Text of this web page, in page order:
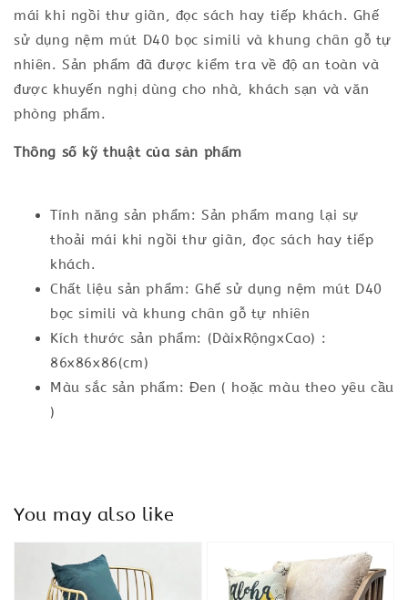
mái khi ngồi thư giãn, đọc sách hay tiếp khách. Ghế
sử dụng nệm mút D40 bọc simili và khung chân gỗ tự
nhiên. Sản phẩm đã được kiểm tra về độ an toàn và
được khuyến nghị dùng cho nhà, khách sạn và văn
phòng phẩm.
Thông số kỹ thuật của sản phẩm
Tính năng sản phẩm: Sản phẩm mang lại sự
thoải mái khi ngồi thư giãn, đọc sách hay tiếp
khách.
Chất liệu sản phẩm: Ghế sử dụng nệm mút D40
bọc simili và khung chân gỗ tự nhiên
Kích thước sản phẩm: (DàixRộngxCao) :
86x86x86(cm)
Màu sắc sản phẩm: Đen ( hoặc màu theo yêu cầu
)
You may also like